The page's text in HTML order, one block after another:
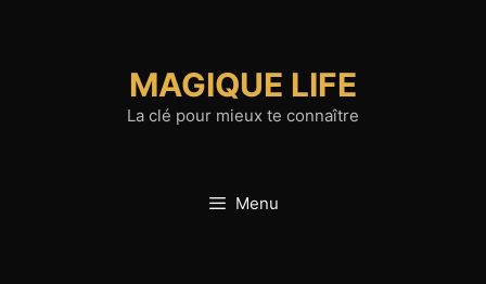
MAGIQUE LIFE
La clé pour mieux te connaître
Menu